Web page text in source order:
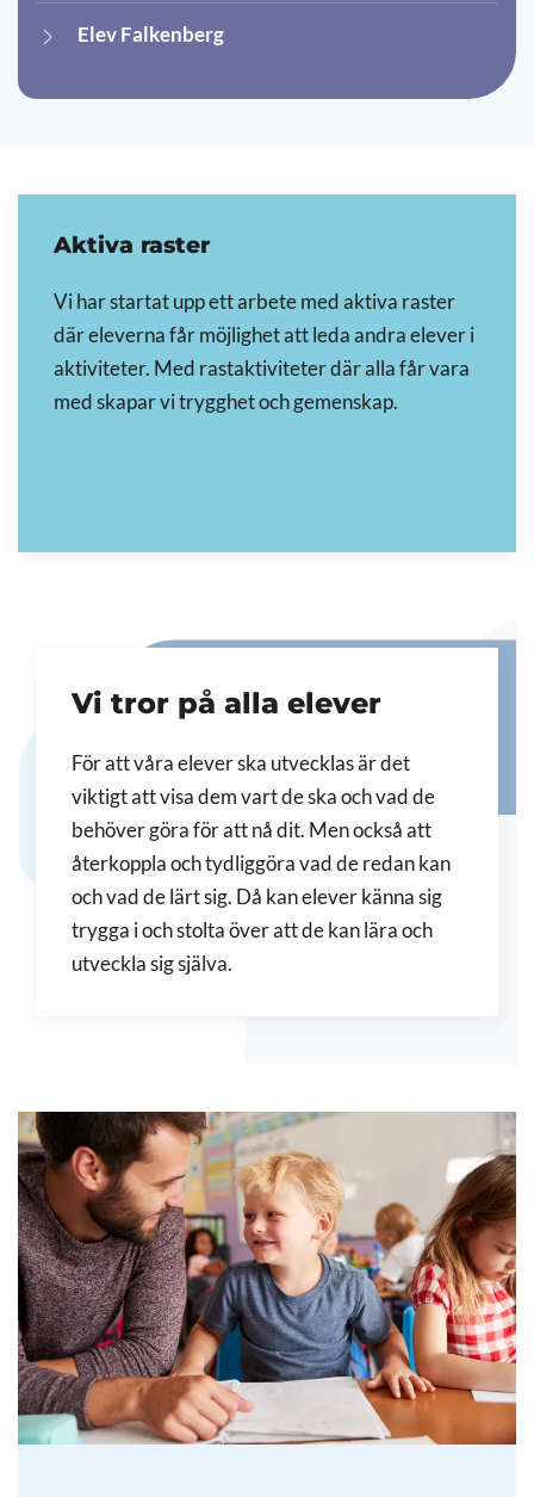
Elev Falkenberg
Aktiva raster
Vi har startat upp ett arbete med aktiva raster
där eleverna får möjlighet att leda andra elever i
aktiviteter. Med rastaktiviteter där alla får vara
med skapar vi trygghet och gemenskap.
Vi tror på alla elever
För att våra elever ska utvecklas är det
viktigt att visa dem vart de ska och vad de
behöver göra för att nå dit. Men också att
återkoppla och tydliggöra vad de redan kan
och vad de lärt sig. Då kan elever känna sig
trygga i och stolta över att de kan lära och
utveckla sig själva.